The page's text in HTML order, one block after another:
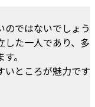
ではないでしょう
した一人であり、多
。
いところが魅力です